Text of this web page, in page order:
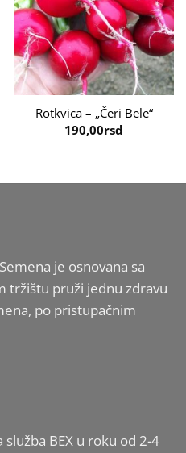
Rotkvica – „Čeri Bele“
190,00rsd
je osnovana sa
tržištu pruži jednu zdravu
po pristupačnim
BEX u roku od 2-4